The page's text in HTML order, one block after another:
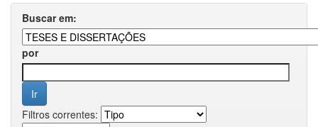
Buscar em:
por
Filtros correntes: